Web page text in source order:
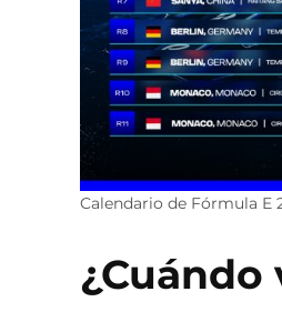
Calendario de Fórmula E
¿Cuándo